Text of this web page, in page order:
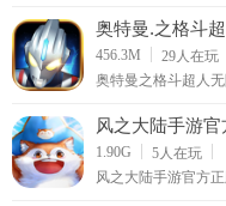
赛的故事，创世之
的起源其实暗藏秘
奥特曼.之格斗
456.3M 29 人在玩
奥特曼之格斗超人
风，超多大家熟悉
风之大陆手游官
1.90G 5 人在玩
风之大陆手游官方